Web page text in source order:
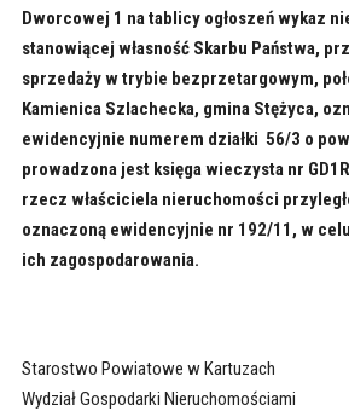
Dworcowej 1 na tablicy ogłoszeń wykaz
stanowiącej własność Skarbu Państwa,
sprzedaży w trybie bezprzetargowym,
Kamienica Szlachecka, gmina Stężyca,
ewidencyjnie numerem działki 56/3 o
prowadzona jest księga wieczysta nr
rzecz właściciela nieruchomości
oznaczoną ewidencyjnie nr 192/11, w
ich zagospodarowania.
Starostwo Powiatowe w Kartuzach
Wydział Gospodarki Nieruchomościami